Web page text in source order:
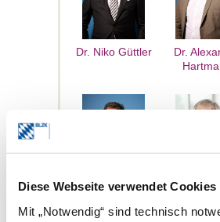
Diese Webseite verwendet Cookies
Mit „Notwendig“ sind technisch
Dr. Niko Güttler
Dr.
Hummel